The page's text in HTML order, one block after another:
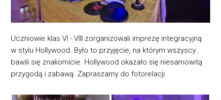
Uczniowie klas VI - VIII zorganizowali imprezę integracyjną
w stylu Hollywood. Było to przyjęcie, na którym wszyscy
bawili się znakomicie. Hollywood okazało się niesamowitą
przygodą i zabawą. Zapraszamy do fotorelacji.